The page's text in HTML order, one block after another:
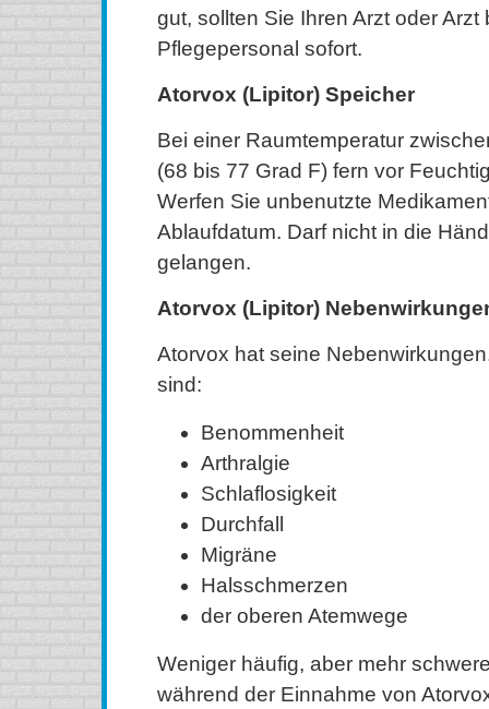
gut, sollten Sie Ihren Arzt oder Arzt
Pflegepersonal sofort.
Atorvox (Lipitor) Speicher
Bei einer Raumtemperatur
(68 bis 77 Grad F) fern vor
Werfen Sie unbenutzte
Ablaufdatum. Darf nicht in die
gelangen.
Atorvox (Lipitor)
Atorvox hat seine
sind:
Benommenheit
Arthralgie
Schlaflosigkeit
Durchfall
Migräne
Halsschmerzen
der oberen Atemwege
Weniger häufig, aber mehr
während der Einnahme von